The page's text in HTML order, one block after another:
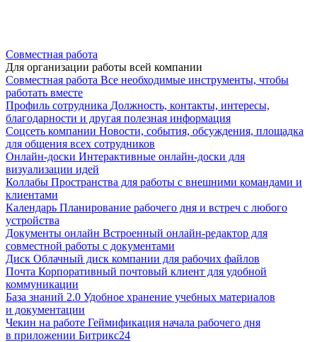
Совместная работа
Для организации работы всей компании
Совместная работа Все необходимые инструменты, чтобы
работать вместе
Профиль сотрудника Должность, контакты, интересы,
благодарности и другая полезная информация
Соцсеть компании Новости, события, обсуждения, площадка
для общения всех сотрудников
Онлайн-доски Интерактивные онлайн-доски для
визуализации идей
Коллабы Пространства для работы с внешними командами и
клиентами
Календарь Планирование рабочего дня и встреч с любого
устройства
Документы онлайн Встроенный онлайн-редактор для
совместной работы с документами
Диск Облачный диск компании для рабочих файлов
Почта Корпоративный почтовый клиент для удобной
коммуникации
База знаний 2.0 Удобное хранение учебных материалов
и документации
Чекин на работе Геймификация начала рабочего дня
в приложении Битрикс24